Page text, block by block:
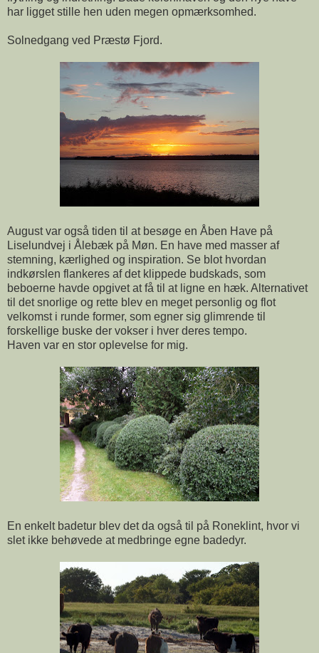
har ligget stille hen uden megen opmærksomhed.
Solnedgang ved Præstø Fjord.
August var også tiden til at besøge en Åben Have på
Liselundvej i Ålebæk på Møn. En have med masser af
stemning, kærlighed og inspiration. Se blot hvordan
indkørslen flankeres af det klippede budskads, som
beboerne havde opgivet at få til at ligne en hæk. Alternativet
til det snorlige og rette blev en meget personlig og flot
velkomst i runde former, som egner sig glimrende til
forskellige buske der vokser i hver deres tempo.
Haven var en stor oplevelse for mig.
En enkelt badetur blev det da også til på Roneklint, hvor vi
slet ikke behøvede at medbringe egne badedyr.